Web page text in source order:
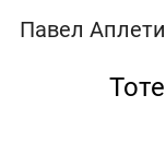
Павел